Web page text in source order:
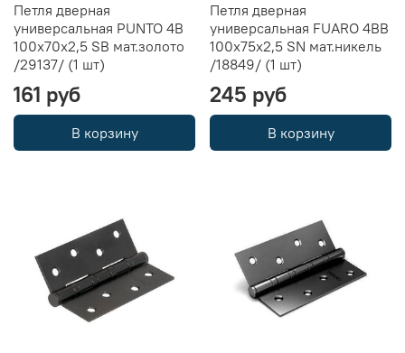
Петля дверная
универсальная PUNTO 4B
100х70х2,5 SB мат.золото
/29137/ (1 шт)
161 руб
В корзину
Петля дверная
универсальная FUARO 4BB
100x75x2,5 SN мат.никель
/18849/ (1 шт)
245 руб
В корзину